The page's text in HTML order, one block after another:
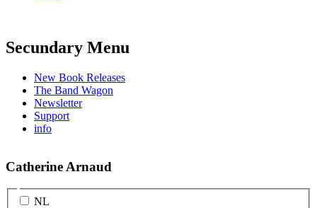
Secundary Menu
New Book Releases
The Band Wagon
Newsletter
Support
info
Catherine Arnaud
NL